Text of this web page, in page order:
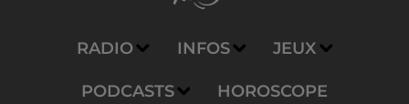
RADIO INFOS JEUX
PODCASTS HOROSCOPE